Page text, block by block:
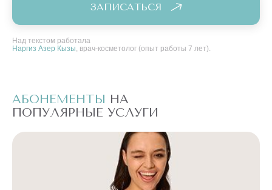
ЗАПИСАТЬСЯ
Над текстом работала
Наргиз Азер Кызы , врач-косметолог (опыт работы 7 лет).
АБОНЕМЕНТЫ НА
ПОПУЛЯРНЫЕ УСЛУГИ